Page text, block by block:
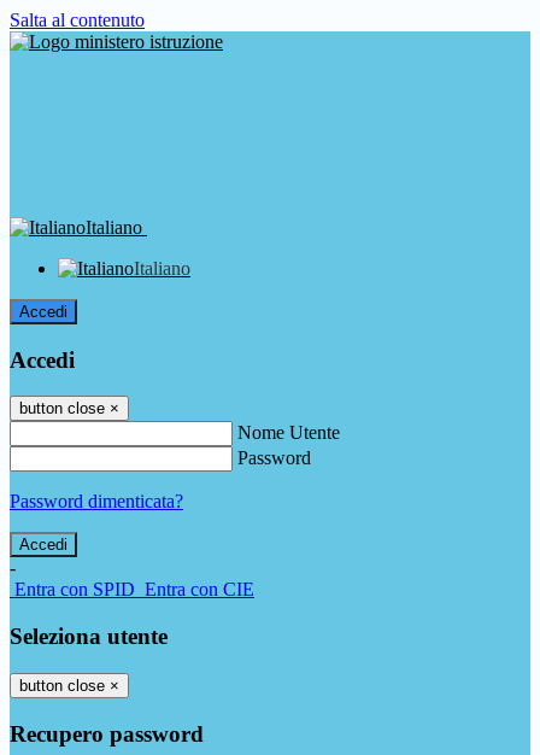
Salta al contenuto
Italiano
Italiano
Accedi
Accedi
button close ×
Nome Utente
Password
Password dimenticata?
-
Entra con SPID Entra con CIE
Seleziona utente
button close ×
Recupero password